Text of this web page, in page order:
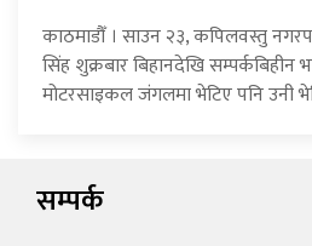
काठमाडौँ । साउन २३, कपिलवस्तु
सिंह शुक्रबार बिहानदेखि
मोटरसाइकल जंगलमा भेटिए पनि उनी
सम्पर्क